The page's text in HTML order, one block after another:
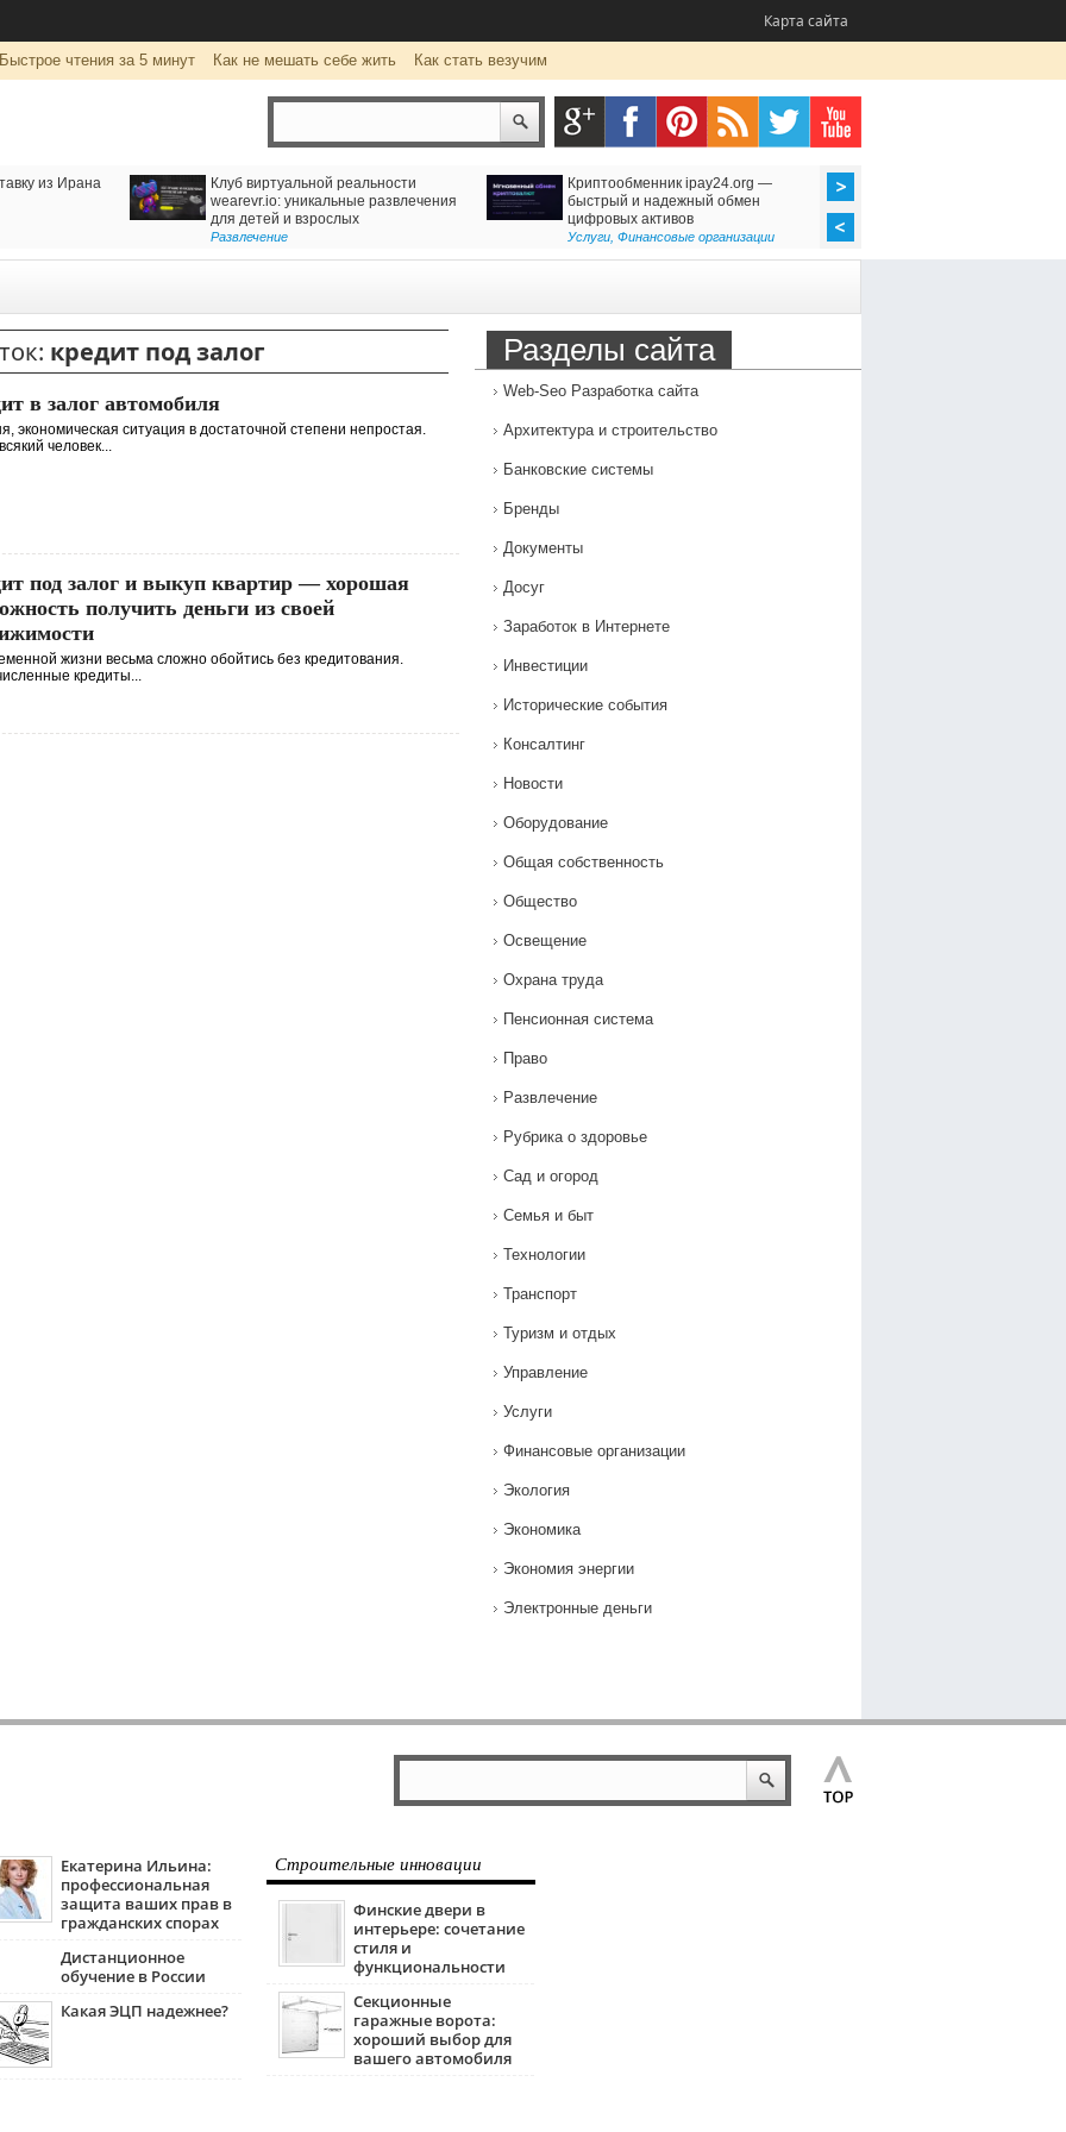
Карта сайта
чтения за 5 минут Как не мешать себе жить Как стать везучим
из Ирана
Клуб виртуальной реальности
wearevr.io: уникальные развлечения
для детей и взрослых
Развлечение
Криптообменник ipay24.org —
быстрый и надежный обмен
цифровых активов
Услуги, Финансовые организации
кредит под залог
в залог автомобиля
экономическая ситуация в достаточной степени непростая.
человек...
под залог и выкуп квартир — хорошая
получить деньги из своей
жизни весьма сложно обойтись без кредитования.
кредиты...
Разделы сайта
Web-Seo Разработка сайта
Архитектура и строительство
Банковские системы
Бренды
Документы
Досуг
Заработок в Интернете
Инвестиции
Исторические события
Консалтинг
Новости
Оборудование
Общая собственность
Общество
Освещение
Охрана труда
Пенсионная система
Право
Развлечение
Рубрика о здоровье
Сад и огород
Семья и быт
Технологии
Транспорт
Туризм и отдых
Управление
Услуги
Финансовые организации
Экология
Экономика
Экономия энергии
Электронные деньги
Екатерина Ильина:
профессиональная
защита ваших прав в
гражданских спорах
Дистанционное
обучение в России
Какая ЭЦП надежнее?
Строительные инновации
Финские двери в
интерьере: сочетание
стиля и
функциональности
Секционные
гаражные ворота:
хороший выбор для
вашего автомобиля